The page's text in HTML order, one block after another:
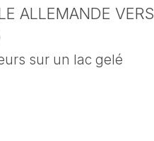
ALLEMANDE VERS
sur un lac gelé